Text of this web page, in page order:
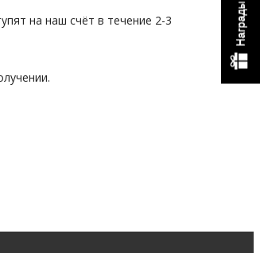
на наш счёт в течение 2-3
Награды